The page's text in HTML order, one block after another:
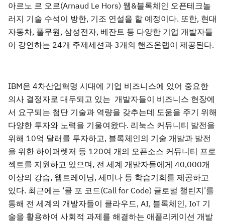
아르노 르 오르(Arnaud Le Hors) 웹&블록체인 오픈테크놀
러지 기술 수석이 방한, 기조 연설을 할 예정이다. 또한, 현대
자동차, 풀무원, 삼성전자, 베잔트 등 다양한 기업 개발자들
이 강연하는 24개 주제세션과 3개의 핸즈온랩이 제공된다.
IBM은 4차산업혁명 시대에 기업 비즈니스에 있어 중요한
의사 결정자로 대두되고 있는 개발자들이 비즈니스 현장에
서 요구되는 첨단 기술과 역량을 갖추는데 도움을 주기 위해
다양한 투자와 노력을 기울여왔다. 리눅스 커뮤니티 발전을
위해 10억 달러를 투자하고, 블록체인의 기술 개발과 발전
을 위한 하이퍼렛저 등 120여 개의 오픈소스 커뮤니티 프로
젝트를 지원하고 있으며, 전 세계 개발자들에게 40,000개
이상의 강습, 웹트레이닝, 세미나 등 학습기회를 제공하고
있다. 최근에는 ‘콜 포 코드(Call for Code) 글로벌 챌린지’를
통해 전 세계의 개발자들이 클라우드, AI, 블록체인, IoT 기
술을 활용하여 사회적 과제를 해결하는 애플리케이션 개발